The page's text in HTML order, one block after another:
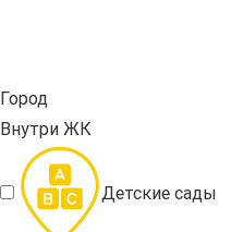
Город
Внутри ЖК
Детские сады